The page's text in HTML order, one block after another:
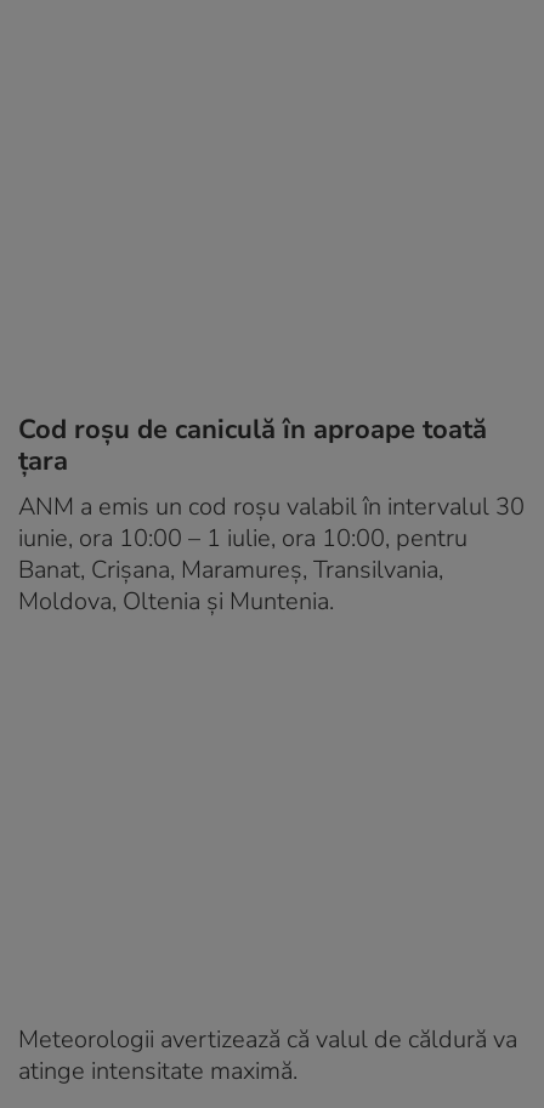
Cod roșu de caniculă în aproape toată
țara
ANM a emis un cod roșu valabil în intervalul 30
iunie, ora 10:00 – 1 iulie, ora 10:00, pentru
Banat, Crișana, Maramureș, Transilvania,
Moldova, Oltenia și Muntenia.
Meteorologii avertizează că valul de căldură va
atinge intensitate maximă.